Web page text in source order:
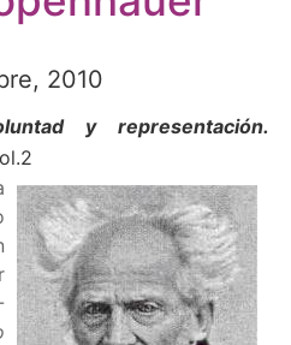
2010
y representación.